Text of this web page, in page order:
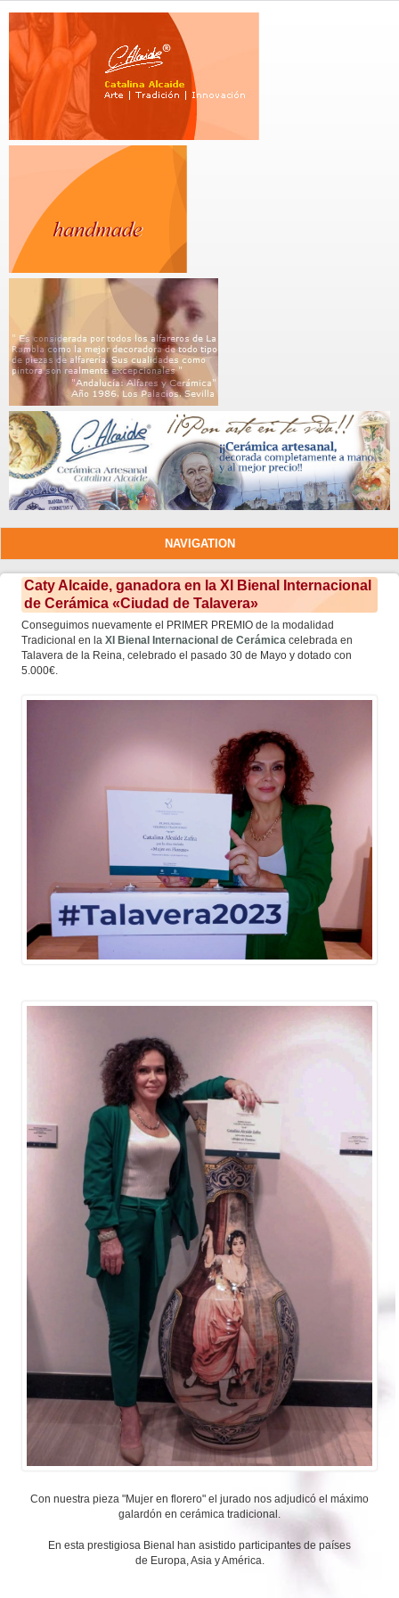
NAVIGATION
Caty Alcaide, ganadora en la XI Bienal Internacional
de Cerámica «Ciudad de Talavera»
Conseguimos nuevamente el PRIMER PREMIO de la modalidad
Tradicional en laXI Bienal Internacional de Cerámica celebrada en
Talavera de la Reina, celebrado el pasado 30 de Mayo y dotado con
5.000€.
Con nuestra pieza "Mujer en florero" el jurado nos adjudicó el máximo
galardón en cerámica tradicional.
En esta prestigiosa Bienal han asistido participantes de países
de Europa, Asia y América.